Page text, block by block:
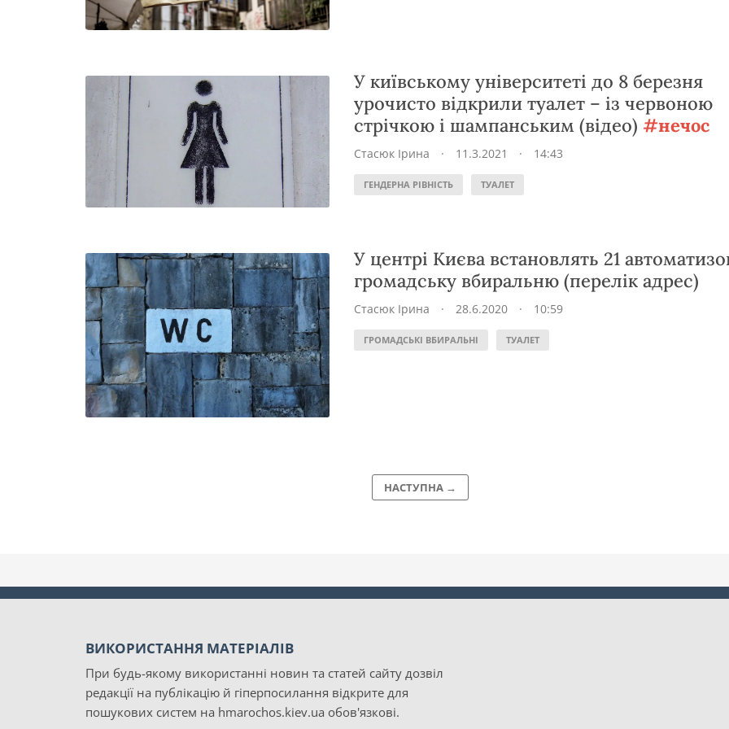
У київському університеті до 8 березня
урочисто відкрили туалет – із червоною
стрічкою і шампанським (відео) #нечос
Стасюк Ірина · 11.3.2021 · 14:43
ГЕНДЕРНА РІВНІСТЬ ТУАЛЕТ
У центрі Києва встановлять 21
громадську вбиральню (перелік адрес)
Стасюк Ірина · 28.6.2020 · 10:59
ГРОМАДСЬКІ ВБИРАЛЬНІ ТУАЛЕТ
НАСТУПНА →
ВИКОРИСТАННЯ МАТЕРІАЛІВ
При будь-якому використанні новин та статей сайту дозвіл
редакції на публікацію й гіперпосилання відкрите для
пошукових систем на hmarochos.kiev.ua обов'язкові.